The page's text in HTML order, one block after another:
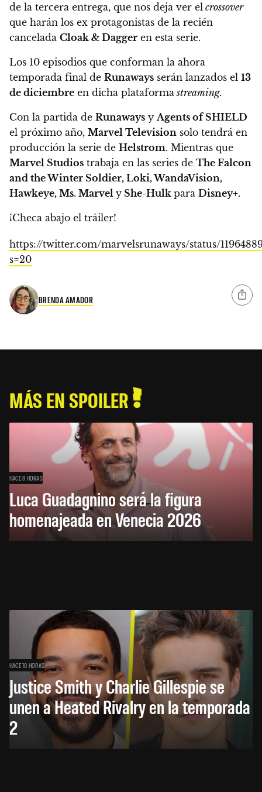
de la tercera entrega, que nos deja ver el crossover
que harán los ex protagonistas de la recién
cancelada Cloak & Dagger en esta serie.
Los 10 episodios que conforman la ahora
temporada final de Runaways serán lanzados el 13
de diciembre en dicha plataforma streaming.
Con la partida de Runaways y Agents of SHIELD
el próximo año, Marvel Television solo tendrá en
producción la serie de Helstrom. Mientras que
Marvel Studios trabaja en las series de The Falcon
and the Winter Soldier, Loki, WandaVision,
Hawkeye, Ms. Marvel y She-Hulk para Disney+.
¡Checa abajo el tráiler!
https://twitter.com/marvelsrunaways/status/
s=20
BRENDA AMADOR
MÁS EN SPOILER
HACE 8 HORAS
Luca Guadagnino será la figura
homenajeada en Venecia 2026
HACE 10 HORAS
Justice Smith y Charlie Gillespie se
unen a Heated Rivalry en la temporada
2